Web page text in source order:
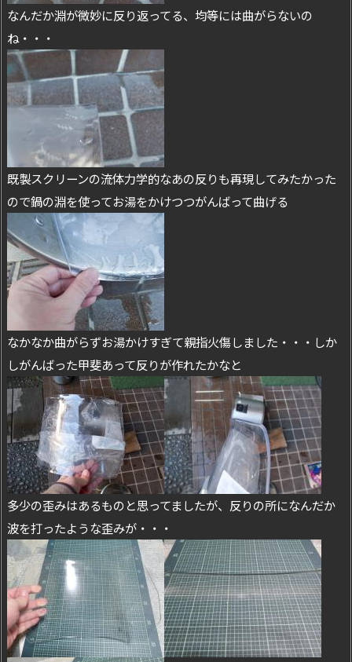
なんだか淵が微妙に反り返ってる、均等には曲がらないの
ね・・・
既製スクリーンの流体力学的なあの反りも再現してみたかった
ので鍋の淵を使ってお湯をかけつつがんばって曲げる
なかなか曲がらずお湯かけすぎて親指火傷しました・・・しか
しがんばった甲斐あって反りが作れたかなと
多少の歪みはあるものと思ってましたが、反りの所になんだか
波を打ったような歪みが・・・